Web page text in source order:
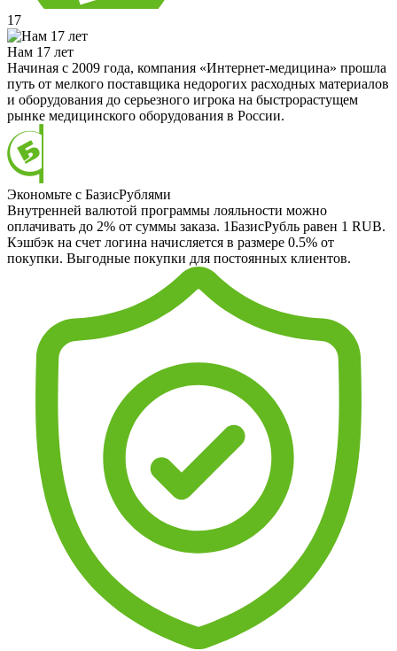
17
Нам 17 лет
Начиная с 2009 года, компания «Интернет-медицина» прошла
путь от мелкого поставщика недорогих расходных материалов
и оборудования до серьезного игрока на быстрорастущем
рынке медицинского оборудования в России.
Экономьте с БазисРублями
Внутренней валютой программы лояльности можно
оплачивать до 2% от суммы заказа. 1БазисРубль равен 1 RUB.
Кэшбэк на счет логина начисляется в размере 0.5% от
покупки. Выгодные покупки для постоянных клиентов.